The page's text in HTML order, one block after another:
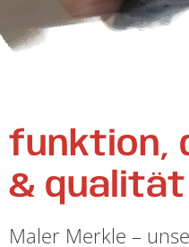
funktion,
& qualität
Maler Merkle –